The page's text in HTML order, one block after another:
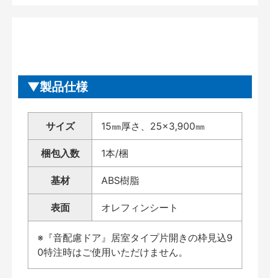
製品仕様
サイズ 15㎜厚さ、25×3,900㎜
梱包入数 1本/梱
基材 ABS樹脂
表面 オレフィンシート
※『音配慮ドア』居室タイプ片開きの枠見込9
0特注時はご使用いただけません。